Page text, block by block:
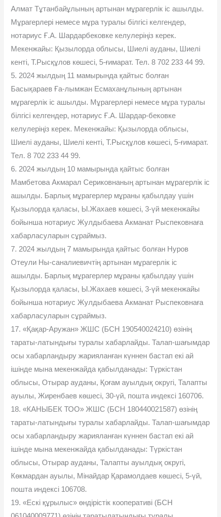
Алмат Тұтанбайұлының артынан мұрагерлік іс ашылды.
Мұрагерлері немесе мұра туралы білгісі келгендер,
нотариус Ғ.А. Шардарбековке келулеріңіз керек.
Мекенжайы: Қызылорда облысы, Шиелі ауданы, Шиелі
кенті, Т.Рысқұлов көшесі, 5-ғимарат. Тел. 8 702 233 44 99.
5. 2024 жылдың 11 мамырында қайтыс болған
Басықараев Ға-лымжан Есмаханұлының артынан
мұрагерлік іс ашылды. Мұрагерлері немесе мұра туралы
білгісі келгендер, нотариус Ғ.А. Шардар-бековке
келулеріңіз керек. Мекенжайы: Қызылорда облысы,
Шиелі ауданы, Шиелі кенті, Т.Рысқұлов көшесі, 5-ғимарат.
Тел. 8 702 233 44 99.
6. 2024 жылдың 10 мамырында қайтыс болған
Мамбетова Акмарал Сериковнаның артынан мұрагерлік іс
ашылды. Барлық мұрагерлер мұраны қабылдау үшін
Қызылорда қаласы, Ы.Жахаев көшесі, 3-үй мекенжайы
бойынша нотариус Жулдыбаева Акманат Рыспековнаға
хабарласуларын сұраймыз.
7. 2024 жылдың 7 мамырында қайтыс болған Нуров
Отеули Ны-саналиевичтің артынан мұрагерлік іс
ашылды. Барлық мұрагерлер мұраны қабылдау үшін
Қызылорда қаласы, Ы.Жахаев көшесі, 3-үй мекенжайы
бойынша нотариус Жулдыбаева Акманат Рыспековнаға
хабарласуларын сұраймыз.
17. «Қақар-Аружан» ЖШС (БСН 190540024210) өзінің
тараты-латындығы туралы хабарлайды. Талап-шағымдар
осы хабарландыру жарияланған күннен бастап екі ай
ішінде мына мекенжайда қабылданады: Түркістан
облысы, Отырар ауданы, Қоғам ауылдық округі, Талапты
ауылы, Жиренбаев көшесі, 30-үй, пошта индексі 160706.
18. «КАНЫБЕК ТОО» ЖШС (БСН 180440021587) өзінің
тараты-латындығы туралы хабарлайды. Талап-шағымдар
осы хабарландыру жарияланған күннен бастап екі ай
ішінде мына мекенжайда қабылданады: Түркістан
облысы, Отырар ауданы, Талапты ауылдық округі,
Көкмардан ауылы, Мінайдар Қарамолдаев көшесі, 5-үй,
пошта индексі 106708.
19. «Ескі құрылыс» өндірістік кооперативі (БСН